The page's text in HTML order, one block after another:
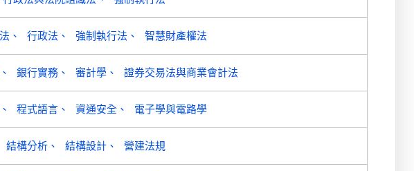
行政法 強制執行法 智慧財產權法
銀行實務 審計學 證券交易法與商業會計法
程式語言 資通安全 電子學與電路學
結構分析 結構設計 營建法規